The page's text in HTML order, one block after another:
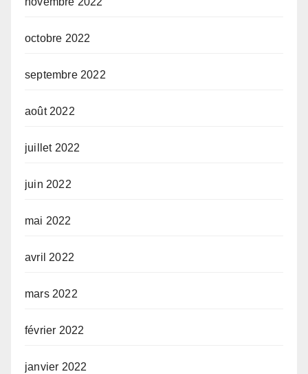
octobre 2022
septembre 2022
août 2022
juillet 2022
juin 2022
mai 2022
avril 2022
mars 2022
février 2022
janvier 2022